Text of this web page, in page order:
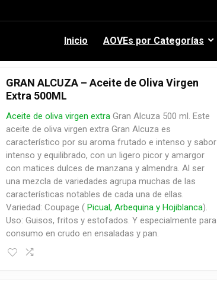
Inicio AOVEs por Categorías
GRAN ALCUZA – Aceite de Oliva Virgen
Extra 500ML
Aceite de oliva virgen extra Gran Alcuza 500 ml. Este
aceite de oliva virgen extra Gran Alcuza es
característico por su aroma frutado e intenso y sabor
intenso y equilibrado, con un ligero picor y amargor
con matices dulces de manzana y almendra. Al ser
una mezcla de variedades agrupa muchas de las
características notables de cada una de ellas.
Variedad: Coupage ( Picual, Arbequina y Hojiblanca).
Uso: Guisos, fritos y estofados. Y especialmente para
consumo en crudo en ensaladas y pan.